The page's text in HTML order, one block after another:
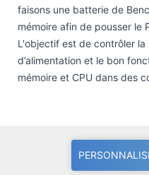
faisons une batterie de
mémoire afin de pousser le
L'objectif est de contrôler
d’alimentation et le bon
mémoire et CPU dans des